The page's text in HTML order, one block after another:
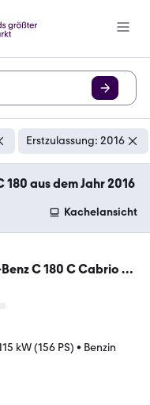
Erstzulassung: 2016
aus dem Jahr 2016
Kachelansicht
C 180 C Cabrio C
kW (156 PS) • Benzin